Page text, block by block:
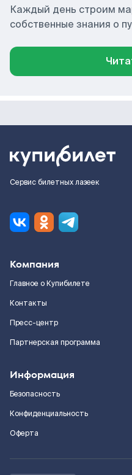
Каждый день строим
собственные знания о
Сервис билетных лазеек
Компания
Главное о Купибилете
Контакты
Пресс-центр
Партнерская программа
Информация
Безопасность
Конфиденциальность
Оферта